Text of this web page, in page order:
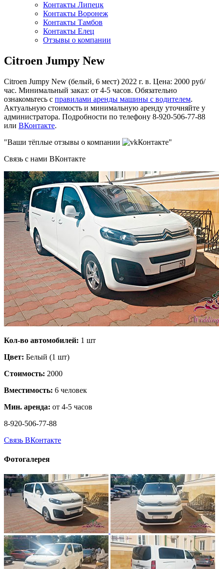
Контакты Липецк
Контакты Воронеж
Контакты Тамбов
Контакты Елец
Отзывы о компании
Citroen Jumpy New
Citroen Jumpy New (белый, 6 мест) 2022 г. в. Цена: 2000 руб/
час. Минимальный заказ: от 4-5 часов. Обязательно
ознакомьтесь с правилами аренды машины с водителем.
Актуальную стоимость и минимальную аренду уточняйте у
администратора. Подробности по телефону 8-920-506-77-88
или ВКонтакте.
"Ваши тёплые отзывы о компании
Контакте"
Связь с нами ВКонтакте
Кол-во автомобилей: 1 шт
Цвет: Белый (1 шт)
Стоимость: 2000
Вместимость: 6 человек
Мин. аренда: от 4-5 часов
8-920-506-77-88
Связь ВКонтакте
Фотогалерея